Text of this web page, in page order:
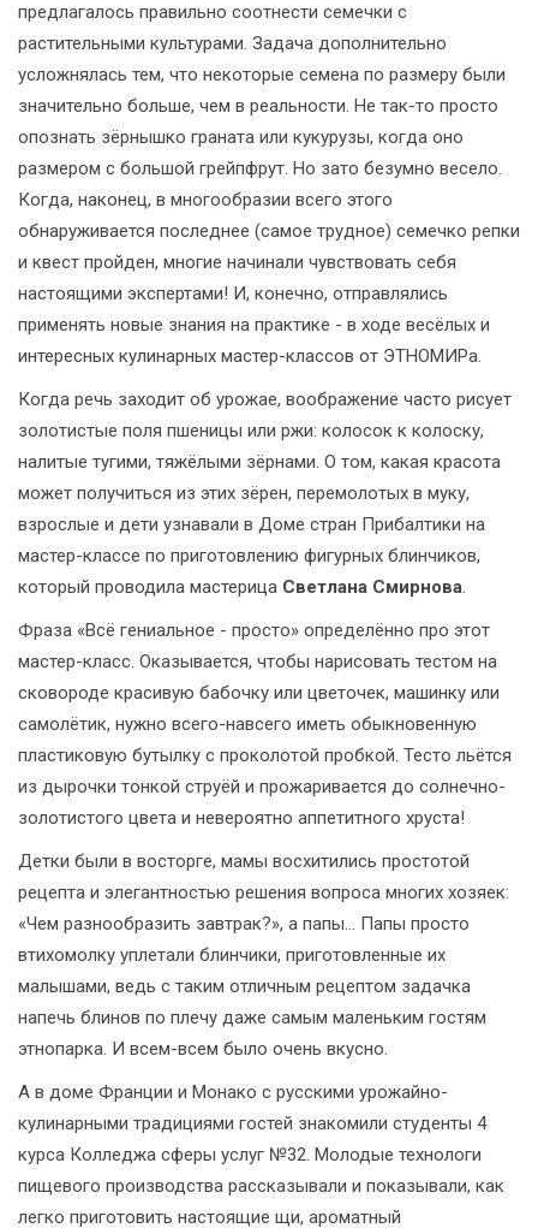
предлагалось правильно соотнести семечки с
растительными культурами. Задача дополнительно
усложнялась тем, что некоторые семена по размеру были
значительно больше, чем в реальности. Не так-то просто
опознать зёрнышко граната или кукурузы, когда оно
размером с большой грейпфрут. Но зато безумно весело.
Когда, наконец, в многообразии всего этого
обнаруживается последнее (самое трудное) семечко репки
и квест пройден, многие начинали чувствовать себя
настоящими экспертами! И, конечно, отправлялись
применять новые знания на практике - в ходе весёлых и
интересных кулинарных мастер-классов от ЭТНОМИРа.
Когда речь заходит об урожае, воображение часто рисует
золотистые поля пшеницы или ржи: колосок к колоску,
налитые тугими, тяжёлыми зёрнами. О том, какая красота
может получиться из этих зёрен, перемолотых в муку,
взрослые и дети узнавали в Доме стран Прибалтики на
мастер-классе по приготовлению фигурных блинчиков,
который проводила мастерица Светлана Смирнова.
Фраза «Всё гениальное - просто» определённо про этот
мастер-класс. Оказывается, чтобы нарисовать тестом на
сковороде красивую бабочку или цветочек, машинку или
самолётик, нужно всего-навсего иметь обыкновенную
пластиковую бутылку с проколотой пробкой. Тесто льётся
из дырочки тонкой струёй и прожаривается до солнечно-
золотистого цвета и невероятно аппетитного хруста!
Детки были в восторге, мамы восхитились простотой
рецепта и элегантностью решения вопроса многих хозяек:
«Чем разнообразить завтрак?», а папы… Папы просто
втихомолку уплетали блинчики, приготовленные их
малышами, ведь с таким отличным рецептом задачка
напечь блинов по плечу даже самым маленьким гостям
этнопарка. И всем-всем было очень вкусно.
А в доме Франции и Монако с русскими урожайно-
кулинарными традициями гостей знакомили студенты 4
курса Колледжа сферы услуг №32. Молодые технологи
пищевого производства рассказывали и показывали, как
легко приготовить настоящие щи, ароматный